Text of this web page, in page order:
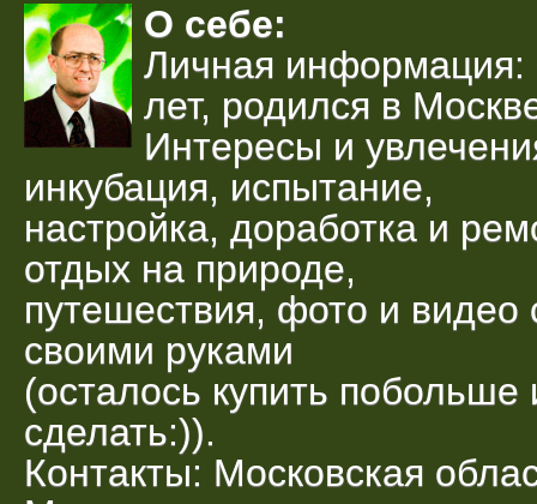
О себе:
Личная информация:
лет, родился в
Интересы и
инкубация, испытание,
настройка, доработка и
отдых на природе,
путешествия, фото и
своими руками
(осталось купить
сделать:)).
Контакты: Московская